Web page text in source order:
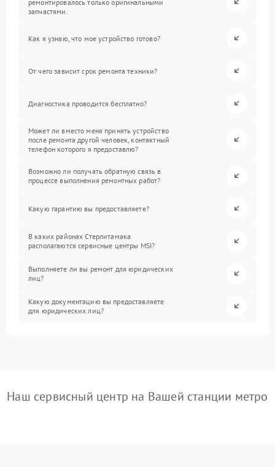
ремонтировалось только оригинальными
запчастями.
Как я узнаю, что мое устройство готово?
От чего зависит срок ремонта техники?
Диагностика проводится бесплатно?
Может ли вместо меня принять устройство
после ремонта другой человек, контактный
телефон которого я предоставлю?
Возможно ли получать обратную связь в
процессе выполнения ремонтных работ?
Какую гарантию вы предоставляете?
В каких районах Стерлитамака
располагаются сервисные центры MSI?
Выполняете ли вы ремонт для юридических
лиц?
Какую документацию вы предоставляете
для юридических лиц?
Наш сервисный центр на Вашей станции метро